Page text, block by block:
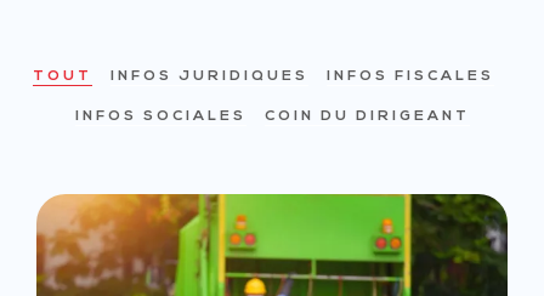
TOUT INFOS JURIDIQUES INFOS FISCALES
INFOS SOCIALES COIN DU DIRIGEANT